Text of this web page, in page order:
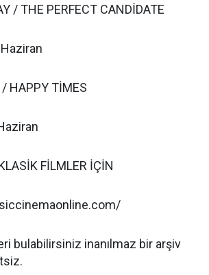
/ THE PERFECT CANDİDATE‪
/ HAPPY TİMES
FİLMLER İÇİN
bulabilirsiniz inanılmaz bir arşiv